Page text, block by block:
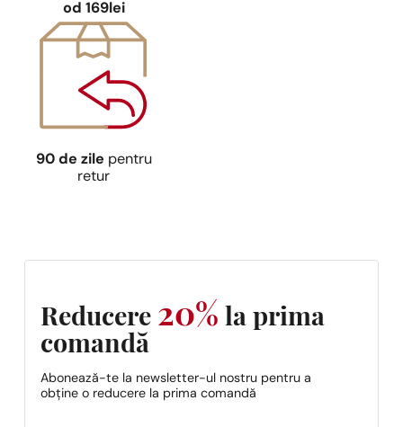
od 169lei
90 de zile pentru
retur
Reducere 20% la prima
comandă
Abonează-te la newsletter-ul nostru pentru a
obține o reducere la prima comandă